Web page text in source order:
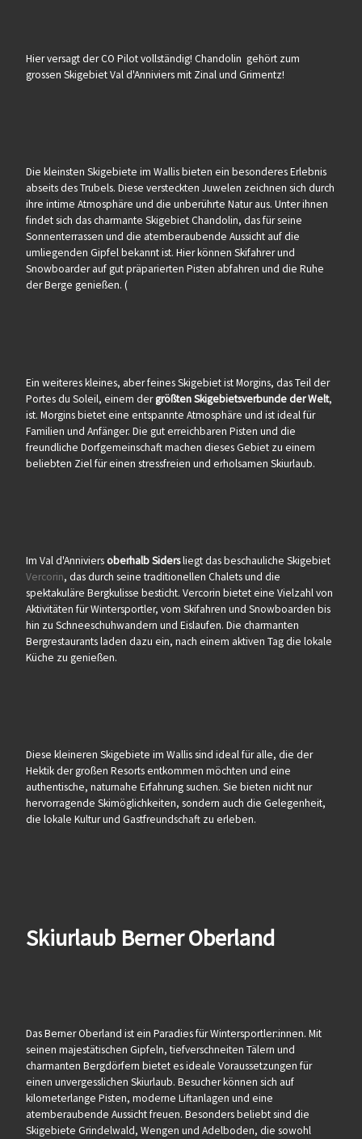
Hier versagt der CO Pilot vollständig! Chandolin gehört zum
grossen Skigebiet Val d'Anniviers mit Zinal und Grimentz!
Die kleinsten Skigebiete im Wallis bieten ein besonderes Erlebnis
abseits des Trubels. Diese versteckten Juwelen zeichnen sich durch
ihre intime Atmosphäre und die unberührte Natur aus. Unter ihnen
findet sich das charmante Skigebiet Chandolin, das für seine
Sonnenterrassen und die atemberaubende Aussicht auf die
umliegenden Gipfel bekannt ist. Hier können Skifahrer und
Snowboarder auf gut präparierten Pisten abfahren und die Ruhe
der Berge genießen. (
Ein weiteres kleines, aber feines Skigebiet ist Morgins, das Teil der
Portes du Soleil, einem dergrößten Skigebietsverbunde der Welt,
ist. Morgins bietet eine entspannte Atmosphäre und ist ideal für
Familien und Anfänger. Die gut erreichbaren Pisten und die
freundliche Dorfgemeinschaft machen dieses Gebiet zu einem
beliebten Ziel für einen stressfreien und erholsamen Skiurlaub.
Im Val d'Anniviersoberhalb Sidersliegt das beschauliche Skigebiet
Vercorin, das durch seine traditionellen Chalets und die
spektakuläre Bergkulisse besticht. Vercorin bietet eine Vielzahl von
Aktivitäten für Wintersportler, vom Skifahren und Snowboarden bis
hin zu Schneeschuhwandern und Eislaufen. Die charmanten
Bergrestaurants laden dazu ein, nach einem aktiven Tag die lokale
Küche zu genießen.
Diese kleineren Skigebiete im Wallis sind ideal für alle, die der
Hektik der großen Resorts entkommen möchten und eine
authentische, naturnahe Erfahrung suchen. Sie bieten nicht nur
hervorragende Skimöglichkeiten, sondern auch die Gelegenheit,
die lokale Kultur und Gastfreundschaft zu erleben.
Skiurlaub Berner Oberland
Das Berner Oberland ist ein Paradies für Wintersportler:innen. Mit
seinen majestätischen Gipfeln, tiefverschneiten Tälern und
charmanten Bergdörfern bietet es ideale Voraussetzungen für
einen unvergesslichen Skiurlaub. Besucher können sich auf
kilometerlange Pisten, moderne Liftanlagen und eine
atemberaubende Aussicht freuen. Besonders beliebt sind die
Skigebiete Grindelwald, Wengen und Adelboden, die sowohl